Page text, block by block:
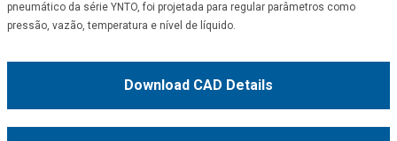
pneumático da série YNTO, foi projetada para regular parâmetros como
pressão, vazão, temperatura e nível de líquido.
Download CAD Details